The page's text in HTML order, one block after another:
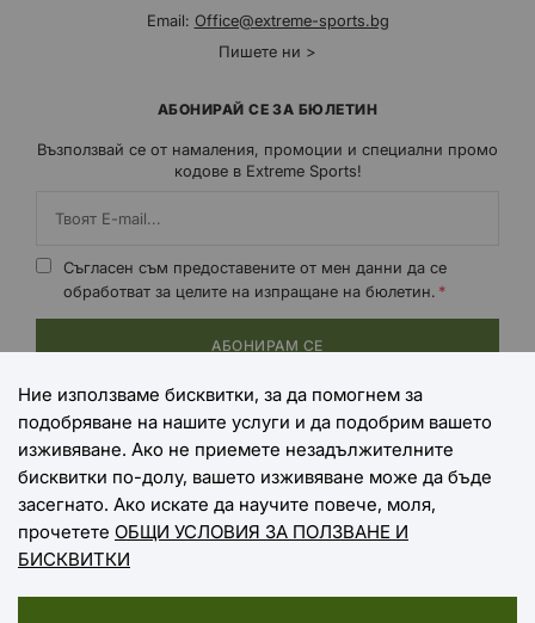
Email: Office@extreme-sports.bg
Пишете ни >
АБОНИРАЙ СЕ ЗА БЮЛЕТИН
Възползвай се от намаления, промоции и специални промо
кодове в Extreme Sports!
Съгласен съм предоставените от мен данни да се
обработват за целите на изпращане на бюлетин.
АБОНИРАМ СЕ
НАЧИНИ НА ПЛАЩАНЕ
НАЧИНИ НА ДОСТАВКА
Ние използваме бисквитки, за да помогнем за
подобряване на нашите услуги и да подобрим вашето
изживяване. Ако не приемете незадължителните
бисквитки по-долу, вашето изживяване може да бъде
засегнато. Ако искате да научите повече, моля,
прочетете ОБЩИ УСЛОВИЯ ЗА ПОЛЗВАНЕ И
БИСКВИТКИ